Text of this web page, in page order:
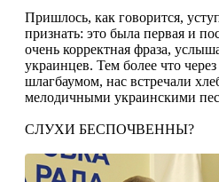
Пришлось, как говорится,
признать: это была первая и
очень корректная фраза,
украинцев. Тем более что через
шлагбаумом, нас встречали
мелодичными украинскими
СЛУХИ БЕСПОЧВЕННЫ?